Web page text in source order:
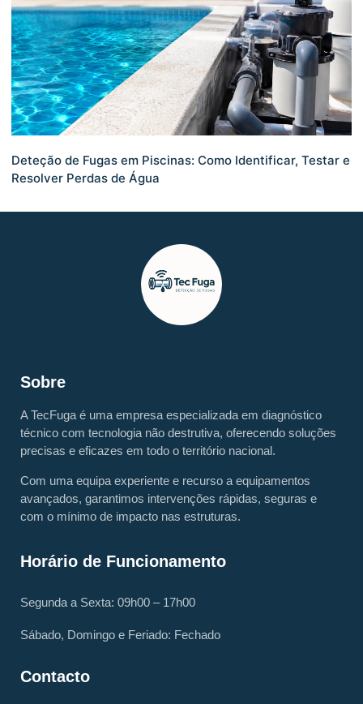
Deteção de Fugas em Piscinas: Como Identificar, Testar e
Resolver Perdas de Água
Sobre
A TecFuga é uma empresa especializada em diagnóstico
técnico com tecnologia não destrutiva, oferecendo soluções
precisas e eficazes em todo o território nacional.
Com uma equipa experiente e recurso a equipamentos
avançados, garantimos intervenções rápidas, seguras e
com o mínimo de impacto nas estruturas.
Horário de Funcionamento
Segunda a Sexta: 09h00 – 17h00
Sábado, Domingo e Feriado: Fechado
Contacto